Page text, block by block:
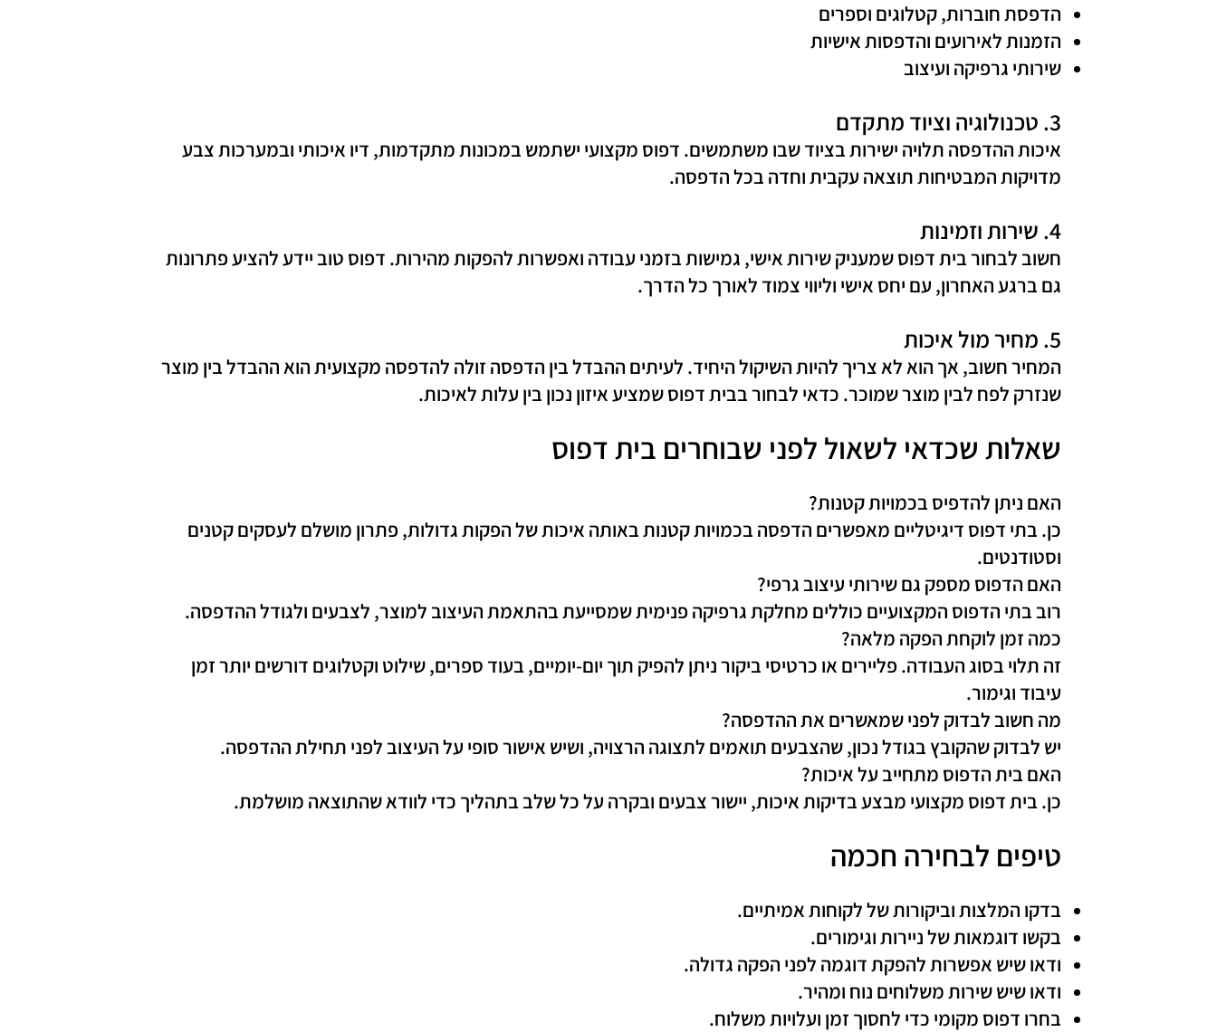
הדפסת חוברות, קטלוגים וספרים
הזמנות לאירועים והדפסות אישיות
שירותי גרפיקה ועיצוב
3. טכנולוגיה וציוד מתקדם
איכות ההדפסה תלויה ישירות בציוד שבו משתמשים. דפוס מקצועי ישתמש במכונות מתקדמות, דיו איכותי ובמערכות צבע
מדויקות המבטיחות תוצאה עקבית וחדה בכל הדפסה.
4. שירות וזמינות
חשוב לבחור בית דפוס שמעניק שירות אישי, גמישות בזמני עבודה ואפשרות להפקות מהירות. דפוס טוב יידע להציע פתרונות
גם ברגע האחרון, עם יחס אישי וליווי צמוד לאורך כל הדרך.
5. מחיר מול איכות
המחיר חשוב, אך הוא לא צריך להיות השיקול היחיד. לעיתים ההבדל בין הדפסה זולה להדפסה מקצועית הוא ההבדל בין מוצר
שנזרק לפח לבין מוצר שמוכר. כדאי לבחור בבית דפוס שמציע איזון נכון בין עלות לאיכות.
שאלות שכדאי לשאול לפני שבוחרים בית דפוס
האם ניתן להדפיס בכמויות קטנות?
כן. בתי דפוס דיגיטליים מאפשרים הדפסה בכמויות קטנות באותה איכות של הפקות גדולות, פתרון מושלם לעסקים קטנים
וסטודנטים.
האם הדפוס מספק גם שירותי עיצוב גרפי?
רוב בתי הדפוס המקצועיים כוללים מחלקת גרפיקה פנימית שמסייעת בהתאמת העיצוב למוצר, לצבעים ולגודל ההדפסה.
כמה זמן לוקחת הפקה מלאה?
זה תלוי בסוג העבודה. פליירים או כרטיסי ביקור ניתן להפיק תוך יום-יומיים, בעוד ספרים, שילוט וקטלוגים דורשים יותר זמן
עיבוד וגימור.
מה חשוב לבדוק לפני שמאשרים את ההדפסה?
יש לבדוק שהקובץ בגודל נכון, שהצבעים תואמים לתצוגה הרצויה, ושיש אישור סופי על העיצוב לפני תחילת ההדפסה.
האם בית הדפוס מתחייב על איכות?
כן. בית דפוס מקצועי מבצע בדיקות איכות, יישור צבעים ובקרה על כל שלב בתהליך כדי לוודא שהתוצאה מושלמת.
טיפים לבחירה חכמה
בדקו המלצות וביקורות של לקוחות אמיתיים.
בקשו דוגמאות של ניירות וגימורים.
ודאו שיש אפשרות להפקת דוגמה לפני הפקה גדולה.
ודאו שיש שירות משלוחים נוח ומהיר.
בחרו דפוס מקומי כדי לחסוך זמן ועלויות משלוח.